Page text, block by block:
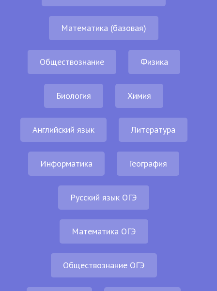
Математика (базовая)
Обществознание Физика
Биология Химия
Английский язык Литература
Информатика География
Русский язык ОГЭ
Математика ОГЭ
Обществознание ОГЭ